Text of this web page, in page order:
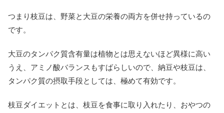
つまり枝豆は、野菜と大豆の栄養の両方を併せ持っているの
です。
大豆のタンパク質含有量は植物とは思えないほど異様に高い
うえ、アミノ酸バランスもすばらしいので、納豆や枝豆は、
タンパク質の摂取手段としては、極めて有効です。
枝豆ダイエットとは、枝豆を食事に取り入れたり、おやつの